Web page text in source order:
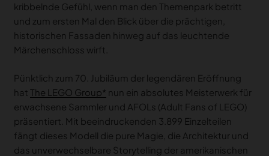
kribbelnde Gefühl, wenn man den Themenpark betritt
und zum ersten Mal den Blick über die prächtigen,
historischen Fassaden hinweg auf das leuchtende
Märchenschloss wirft.
Pünktlich zum 70. Jubiläum der legendären Eröffnung
hat The LEGO Group
nun ein absolutes Meisterwerk für
erwachsene Sammler und AFOLs (Adult Fans of LEGO)
präsentiert. Mit beeindruckenden 3.899 Einzelteilen
fängt dieses Modell die pure Magie, die Architektur und
das unverwechselbare Storytelling der amerikanischen